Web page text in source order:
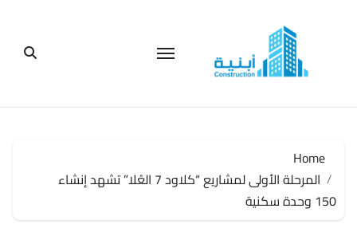
Home
المرحلة الأولى لمشاريع “كلاود 7 العُلا” تشهد إنشاء
150 وحدة سكنية